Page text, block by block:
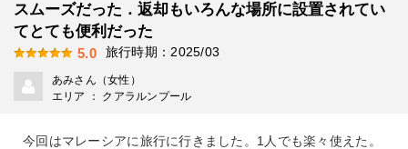
スムーズだった．返却もいろんな場所に設置されてい
てとても便利だった
5.0 旅行時期：2025/03
あみさん（女性）
エリア ： クアラルンプール
今回はマレーシアに旅行に行きました。1人でも楽々使えた。